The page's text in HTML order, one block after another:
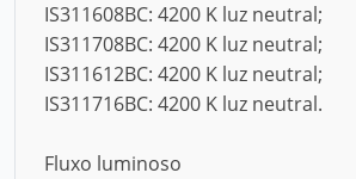
IS311608BC: 4200 K luz neutral;
IS311708BC: 4200 K luz neutral;
IS311612BC: 4200 K luz neutral;
IS311716BC: 4200 K luz neutral.
Fluxo luminoso